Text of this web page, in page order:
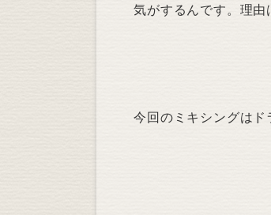
気がするんです。理由
今回のミキシングはド